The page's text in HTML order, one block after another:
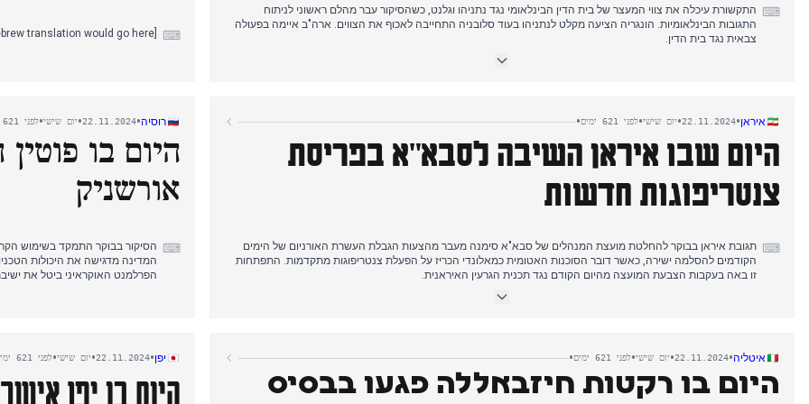
⌨ התקשורת עיכלה את צווי המעצר של בית הדין הבינלאומי נגד נתניהו וגלנט, כשהסיקור עבר מהלם ראשוני לניתוח
התגובות הבינלאומיות. הונגריה הציעה מקלט לנתניהו בעוד סלובניה התחייבה לאכוף את הצווים. ארה"ב איימה בפעולה
צבאית נגד בית הדין.
הדיווחים התמקדו בתקיפות החוזרות על בית החולים כמאל עדוואן, עם הרס הגנרטור הראשי ופציעת צוות רפואי. ארגון
שישה חיילי צה"ל שהתאבדו לאחר השתתפותם בלחימה. בערב הגיעו ידיעות על הסכם הפסקת אש אפשרי עם לבנון
⌨
איראן•
22.11.2024
•יום שישי•לפני 621 ימים •
היום שבו איראן השיבה לסבא"א בפריסת
צנטריפוגות חדשות
⌨ תגובת איראן בבוקר להחלטת מועצת המנהלים של סבא"א סימנה מעבר מהצעות הגבלת העשרת האורניום של הימים
הקודמים להסלמה ישירה, כאשר דובר הסוכנות האטומית כמאלונדי הכריז על הפעלת צנטריפוגות מתקדמות. התפתחות
זו באה בעקבות הצבעת המועצה מהיום הקודם נגד תכנית הגרעין האיראנית.
אחר הצהריים התפצל הסיקור בין שני נרטיבים מקבילים: התקשורת המקומית התמקדה בסיור המחוזות הראשון של
הערב הביא התמקדות מחודשת במתיחות האזורית, עם התגברות העימותים בין חיזבאללה לישראל ליד חיפה. הכרזת
פוטין על שיגור טילים היפרסוניים בלתי ניתנים ליירוט באוקראינה זכתה לסיקור נרחב, בעוד התקשורת הממלכתית
המשיכה להדגיש את הרחבת יכולות ההעשרה של איראן כתגובה "משמעותית" להחלטת סבא"א.
רוסיה•
22.11.2024
•יום שישי•לפני 621 ימים
היום בו
אורשניק
⌨ הסיקור בבוקר התמקד בשימוש
המדינה מדגישה את היכולות
הפרלמנט האוקראיני ביטל את
אחר הצהריים, פוטין הכריז על
במקביל, 46 תושבי מחוז
כלכליות מתמשכות.
איטליה•
22.11.2024
•יום שישי•לפני 621 ימים •
היום בו רקטות חיזבאללה פגעו בבסיס
יפן•
22.11.2024
•יום שישי•לפני 621 ימים